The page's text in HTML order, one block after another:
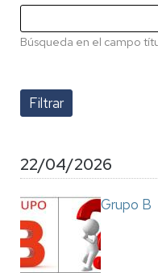
Búsqueda en el campo
22/04/2026
Grupo B